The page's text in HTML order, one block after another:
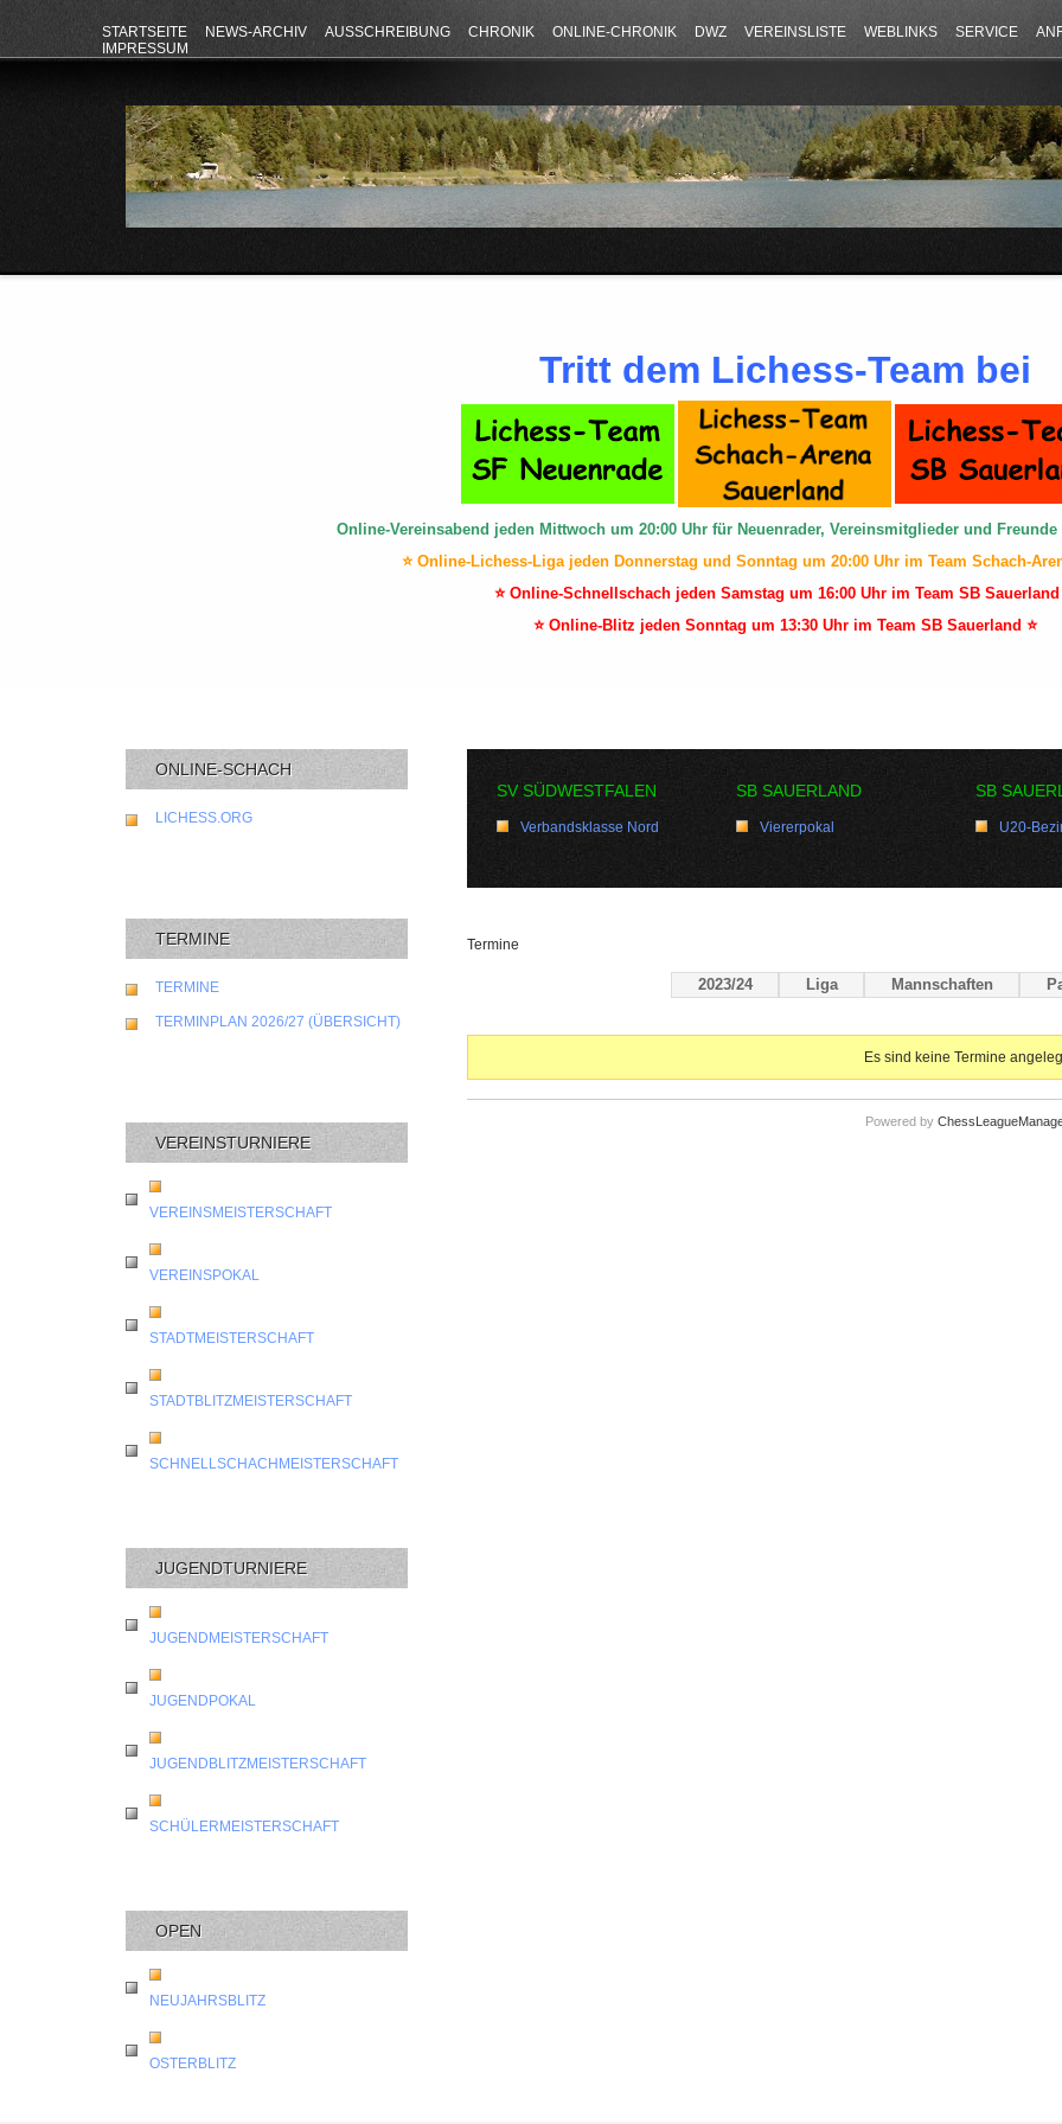
STARTSEITE NEWS-ARCHIV AUSSCHREIBUNG CHRONIK ONLINE-CHRONIK DWZ VEREINSLISTE WEBLINKS SERVICE
IMPRESSUM
Tritt dem Lichess-Team bei
Online-Vereinsabend jeden Mittwoch um 20:00 Uhr für Neuenrader, Vereinsmitglieder und Freunde
⭐ Online-Lichess-Liga jeden Donnerstag und Sonntag um 20:00 Uhr im Team Schach-
⭐ Online-Schnellschach jeden Samstag um 16:00 Uhr im Team SB Sauerland
⭐ Online-Blitz jeden Sonntag um 13:30 Uhr im Team SB Sauerland ⭐
ONLINE-SCHACH
LICHESS.ORG
TERMINE
TERMINE
TERMINPLAN 2026/27 (ÜBERSICHT)
VEREINSTURNIERE
VEREINSMEISTERSCHAFT
VEREINSPOKAL
STADTMEISTERSCHAFT
STADTBLITZMEISTERSCHAFT
SCHNELLSCHACHMEISTERSCHAFT
JUGENDTURNIERE
JUGENDMEISTERSCHAFT
JUGENDPOKAL
JUGENDBLITZMEISTERSCHAFT
SCHÜLERMEISTERSCHAFT
OPEN
NEUJAHRSBLITZ
OSTERBLITZ
SV SÜDWESTFALEN
Verbandsklasse Nord
SB SAUERLAND
Viererpokal
SB
U20-
Termine
2023/24 Liga Mannschaften
Es sind keine Termine
Powered by